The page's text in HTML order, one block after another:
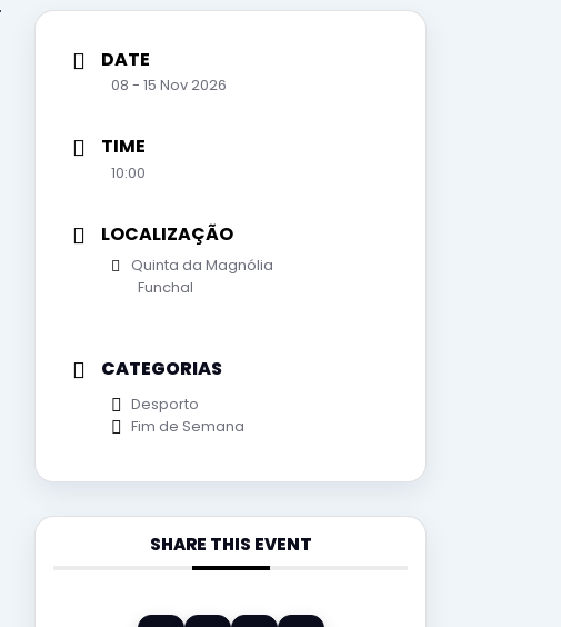
DATE
08 - 15 Nov 2026
TIME
10:00
LOCALIZAÇÃO
Quinta da Magnólia
Funchal
CATEGORIAS
Desporto
Fim de Semana
SHARE THIS EVENT